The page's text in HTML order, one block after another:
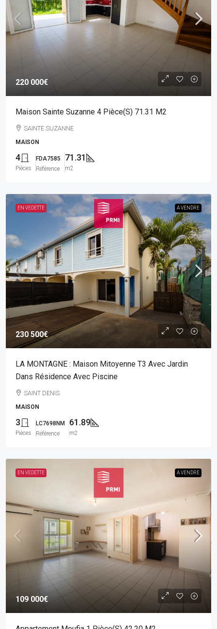
220 000€
Maison Sainte Suzanne 4 Pièce(s) 71.31 M2
SAINTE SUZANNE
MAISON
4
Pièces
FDA7585
Référence
71.31
m2
EN VEDETTE A VENDRE
230 500€
LA MONTAGNE : Maison Mitoyenne T3 Avec Jardin
Dans Résidence Avec Piscine
SAINT DENIS
MAISON
3
Pièces
LC7698NM
Référence
61.89
m2
EN VEDETTE A VENDRE
109 000€